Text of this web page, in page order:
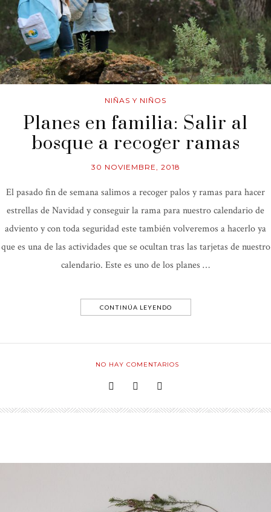
NIÑAS Y NIÑOS
Planes en familia: Salir al
bosque a recoger ramas
30 NOVIEMBRE, 2018
El pasado fin de semana salimos a recoger palos y ramas para hacer
estrellas de Navidad y conseguir la rama para nuestro calendario de
adviento y con toda seguridad este también volveremos a hacerlo ya
que es una de las actividades que se ocultan tras las tarjetas de nuestro
calendario. Este es uno de los planes …
CONTINÚA LEYENDO
NO HAY COMENTARIOS